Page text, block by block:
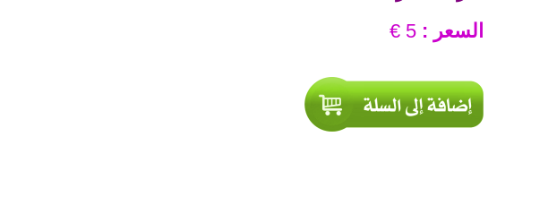
السعر :